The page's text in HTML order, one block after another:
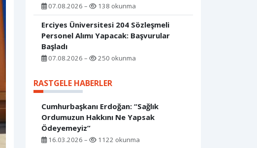
07.08.2026 – 138 okunma
Erciyes Üniversitesi 204 Sözleşmeli
Personel Alımı Yapacak: Başvurular
Başladı
07.08.2026 – 250 okunma
RASTGELE HABERLER
Cumhurbaşkanı Erdoğan: “Sağlık
Ordumuzun Hakkını Ne Yapsak
Ödeyemeyiz”
16.03.2026 – 1122 okunma